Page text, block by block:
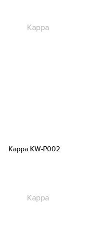
Kappa KW-P002